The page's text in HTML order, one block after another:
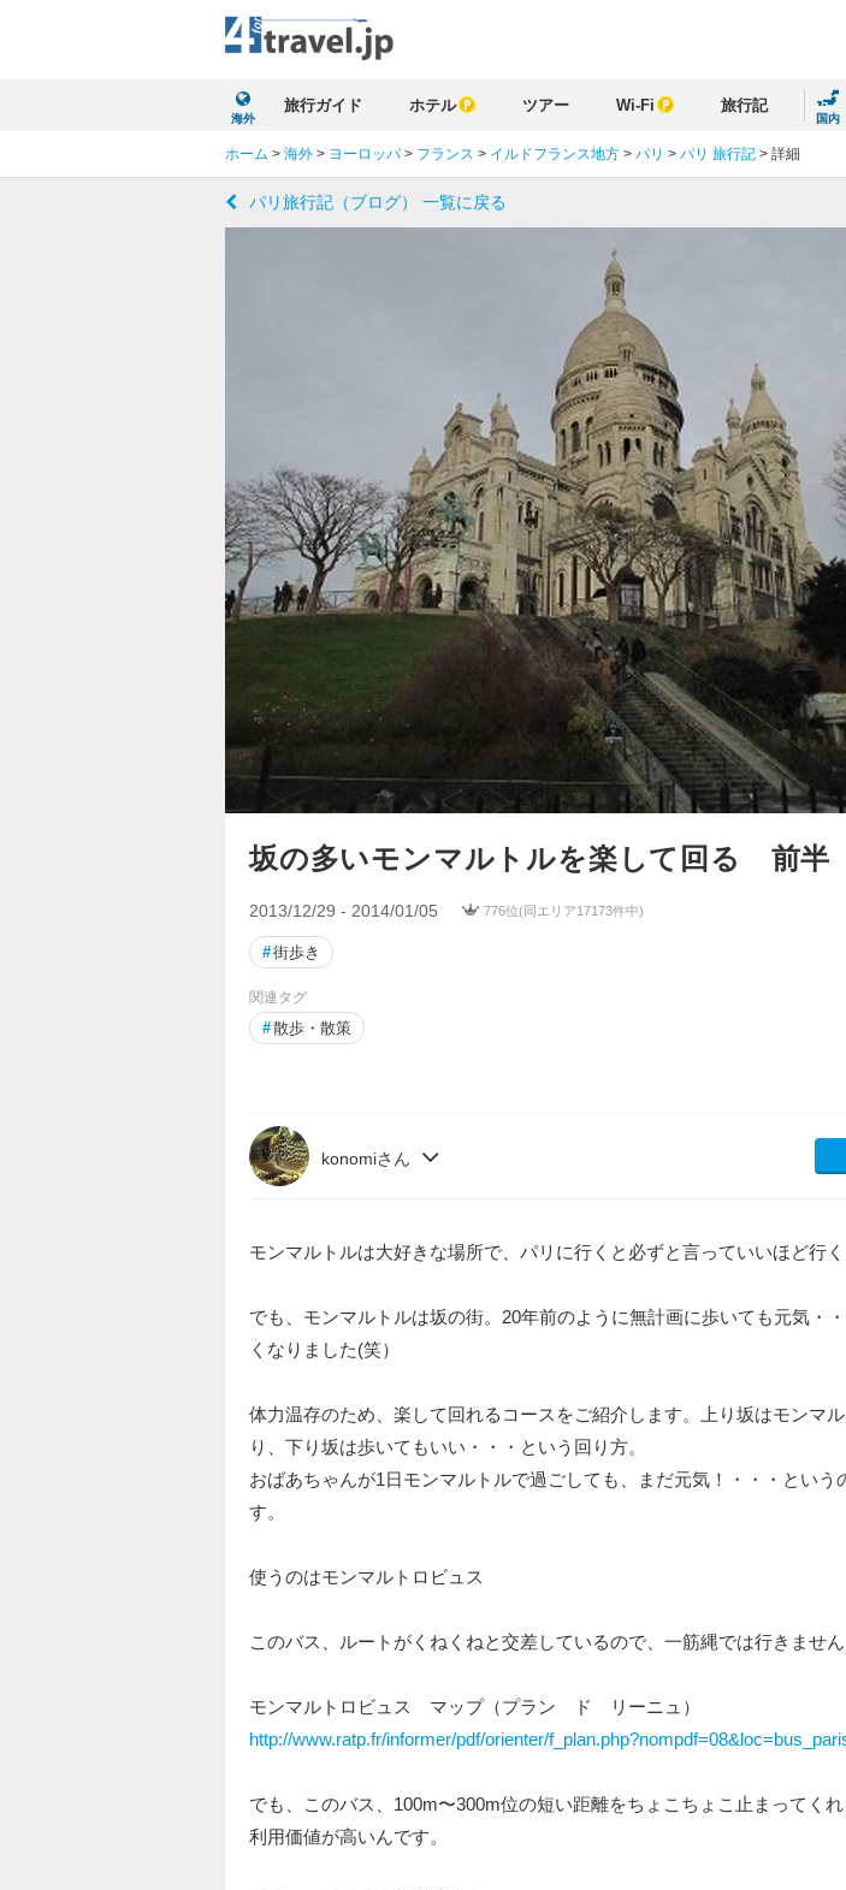
海外
旅行ガイド ホテル ツアー Wi-Fi 旅行記
国内
ホーム > 海外 > ヨーロッパ > フランス > イルドフランス地方 > パリ > パリ 旅行記 > 詳細
パリ旅行記（ブログ） 一覧に戻る
坂の多いモンマルトルを楽して回る 前半
2013/12/29 - 2014/01/05 776位(同エリア17173件中)
#街歩き
関連タグ
#散歩・散策
konomiさん
モンマルトルは大好きな場所で、パリに行くと必ずと言っていいほど行く
でも、モンマルトルは坂の街。20年前のように無計画に歩いても元気・
くなりました(笑）
体力温存のため、楽して回れるコースをご紹介します。上り坂はモンマ
り、下り坂は歩いてもいい・・・という回り方。
おばあちゃんが1日モンマルトルで過ごしても、まだ元気！・・・という
す。
使うのはモンマルトロビュス
このバス、ルートがくねくねと交差しているので、一筋縄では行きません
モンマルトロビュス マップ（プラン ド リーニュ）
http://www.ratp.fr/informer/pdf/orienter/
でも、このバス、100m〜300m位の短い距離をちょこちょこ止まってく
利用価値が高いんです。